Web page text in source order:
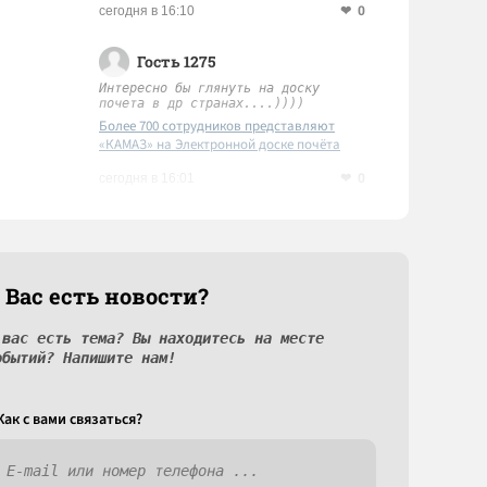
сегодня в 16:10 0
Гость 1275
Интересно бы глянуть на доску
почета в др странах....))))
Более 700 сотрудников представляют
«КАМАЗ» на Электронной доске почёта
есть новости?
есть тема? Вы находитесь на месте
Напишите нам!
c вами связаться?